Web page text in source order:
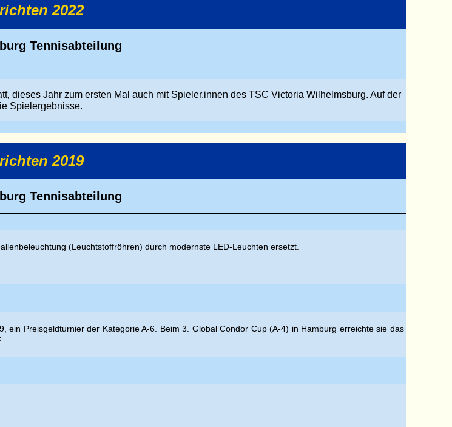
2022
Tennisabteilung
dieses Jahr zum ersten Mal auch mit Spieler.innen des TSC Victoria Wilhelmsburg. Auf der
Spielergebnisse.
2019
Tennisabteilung
(Leuchtstoffröhren) durch modernste LED-Leuchten ersetzt.
ein Preisgeldturnier der Kategorie A-6. Beim 3. Global Condor Cup (A-4) in Hamburg erreichte sie das